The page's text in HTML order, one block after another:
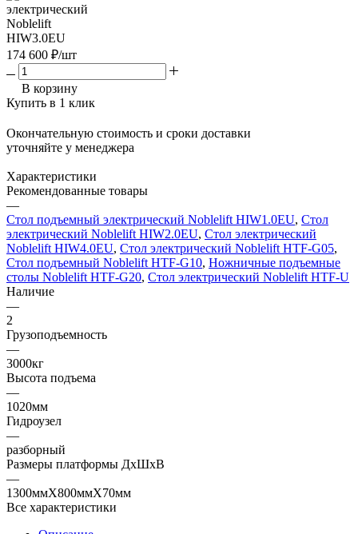
174 600 ₽/шт
В корзину
Купить в 1 клик
Окончательную стоимость и сроки доставки
уточняйте у менеджера
Характеристики
Рекомендованные товары
—
Стол подъемный электрический Noblelift HIW1.0EU, Стол
электрический Noblelift HIW2.0EU, Стол электрический
Noblelift HIW4.0EU, Стол электрический Noblelift HTF-G05,
Стол подъемный Noblelift HTF-G10, Ножничные подъемные
столы Noblelift HTF-G20, Стол электрический Noblelift HTF-U
Наличие
—
2
Грузоподъемность
—
3000кг
Высота подъема
—
1020мм
Гидроузел
—
разборный
Размеры платформы ДхШхВ
—
1300ммХ800ммХ70мм
Все характеристики